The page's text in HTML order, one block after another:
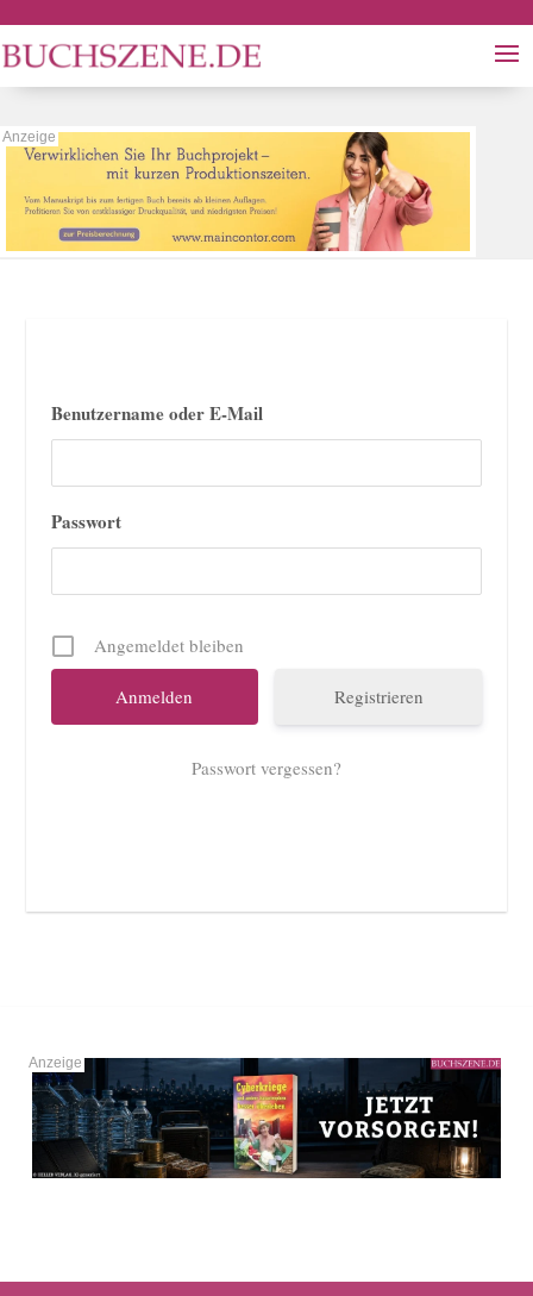
Benutzername oder E-Mail
Passwort
Angemeldet bleiben
Registrieren
Passwort vergessen?